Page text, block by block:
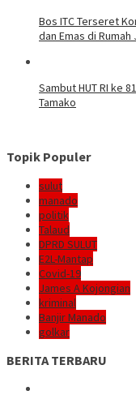
Bos ITC Terseret
dan Emas di Rumah
Sambut HUT RI ke
Tamako
Topik Populer
sulut
manado
politik
Talaud
DPRD SULUT
E2L-Mantap
Covid-19
James A Kojongian
kriminal
Banjir Manado
golkar
BERITA TERBARU